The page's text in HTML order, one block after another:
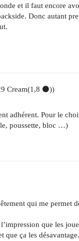
et il faut encore
Donc autant
Cream(1,8 ⚫))
adhérent. Pour le
poussette, bloc …)
qui me permet
que les
que ça les